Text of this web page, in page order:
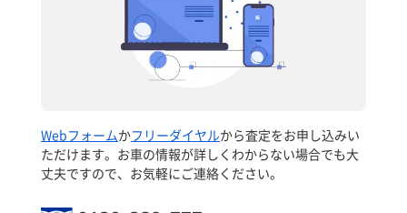
Webフォームかフリーダイヤルから査定をお申し込みい
ただけます。お車の情報が詳しくわからない場合でも大
丈夫ですので、お気軽にご連絡ください。